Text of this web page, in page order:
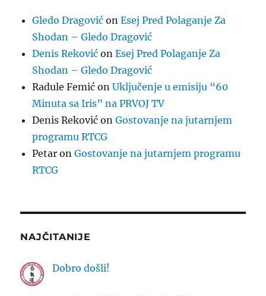
Gledo Dragović onEsej Pred Polaganje Za
Shodan – Gledo Dragović
Denis Reković onEsej Pred Polaganje Za
Shodan – Gledo Dragović
Radule Femić onUključenje u emisiju “60
Minuta sa Iris” na PRVOJ TV
Denis Reković onGostovanje na jutarnjem
programu RTCG
Petar onGostovanje na jutarnjem programu
RTCG
NAJČITANIJE
Dobro došli!